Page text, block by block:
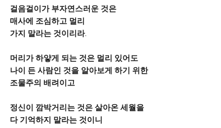
걸음걸이가 부자연스러운 것은
매사에 조심하고 멀리
가지 말라는 것이리라.
머리가 하얗게 되는 것은 멀리 있어도
나이 든 사람인 것을 알아보게 하기 위한
조물주의 배려이고
정신이 깜박거리는 것은 살아온 세월을
다 기억하지 말라는 것이니